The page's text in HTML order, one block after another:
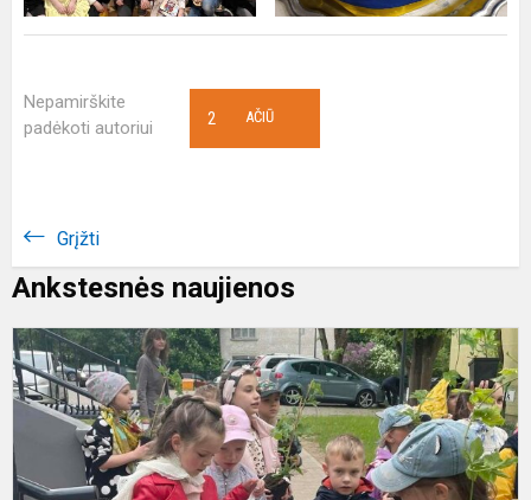
Nepamirškite
padėkoti autoriui
AČIŪ
2
Grįžti
Ankstesnės naujienos